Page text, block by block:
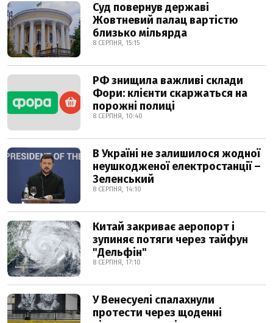
Суд повернув державі
Жовтневий палац вартістю
близько мільярда
8 СЕРПНЯ, 15:15
РФ знищила важливі склади
Фори: клієнти скаржаться на
порожні полиці
8 СЕРПНЯ, 10:40
В Україні не залишилося жодної
неушкодженої електростанції –
Зеленський
8 СЕРПНЯ, 14:10
Китай закриває аеропорт і
зупиняє потяги через тайфун
"Дельфін"
8 СЕРПНЯ, 17:10
У Венесуелі спалахнули
протести через щоденні